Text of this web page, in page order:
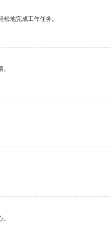
地完成工作任务。